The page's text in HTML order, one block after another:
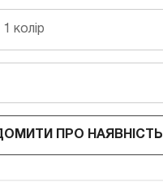
колір
ПРО НАЯВНІСТЬ